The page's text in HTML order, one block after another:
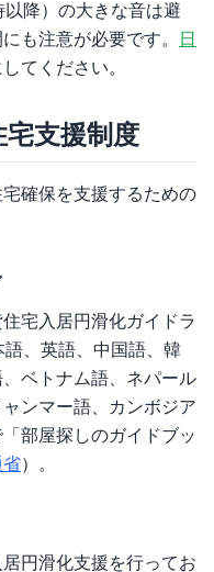
降）の大きな音は避
も注意が必要です。
日
てください。
支援制度
確保を支援するための
宅入居円滑化ガイドラ
語、英語、中国語、韓
ベトナム語、ネパール
ンマー語、カンボジア
部屋探しのガイドブッ
省）。
円滑化支援を行ってお